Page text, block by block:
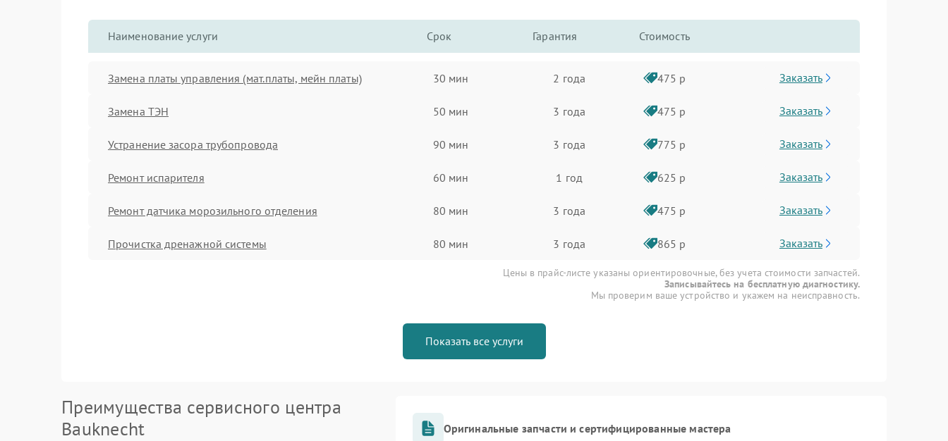
Наименование услуги Срок Гарантия Стоимость
Замена платы управления (мат.платы, мейн платы) 30 мин 2 года 475 р Заказать
Замена ТЭН 50 мин 3 года 475 р Заказать
Устранение засора трубопровода 90 мин 3 года 775 р Заказать
Ремонт испарителя 60 мин 1 год 625 р Заказать
Ремонт датчика морозильного отделения 80 мин 3 года 475 р Заказать
Прочистка дренажной системы 80 мин 3 года 865 р Заказать
Цены в прайс-листе указаны ориентировочные, без учета стоимости запчастей.
Записывайтесь на бесплатную диагностику.
Мы проверим ваше устройство и укажем на неисправность.
Показать все услуги
Преимущества сервисного центра
Bauknecht
Оригинальные запчасти и сертифицированные мастера